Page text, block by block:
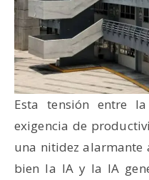
Esta tensión entre
exigencia de
una nitidez alarmante
bien la IA y la IA